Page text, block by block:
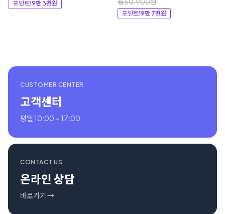
포인트19만 3천원
포인트19만 7천원
CUSTOMER CENTER
고객센터
평일 10:00 ~ 17:00
CONTACT US
온라인 상담
바로가기 →